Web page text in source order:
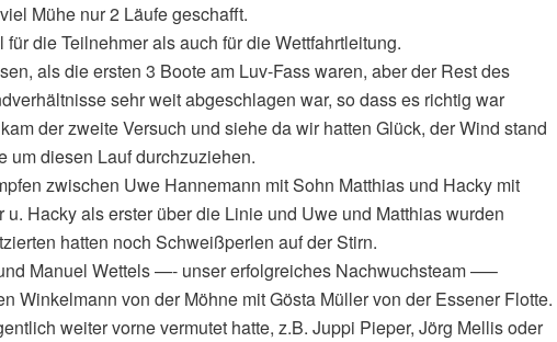
Mühe nur 2 Läufe geschafft.
die Teilnehmer als auch für die Wettfahrtleitung.
als die ersten 3 Boote am Luv-Fass waren, aber der Rest des
sehr weit abgeschlagen war, so dass es richtig war
der zweite Versuch und siehe da wir hatten Glück, der Wind stand
um diesen Lauf durchzuziehen.
zwischen Uwe Hannemann mit Sohn Matthias und Hacky mit
u. Hacky als erster über die Linie und Uwe und Matthias wurden
hatten noch Schweißperlen auf der Stirn.
Manuel Wettels —- unser erfolgreiches Nachwuchsteam —–
Winkelmann von der Möhne mit Gösta Müller von der Essener Flotte.
weiter vorne vermutet hatte, z.B. Juppi Pieper, Jörg Mellis oder